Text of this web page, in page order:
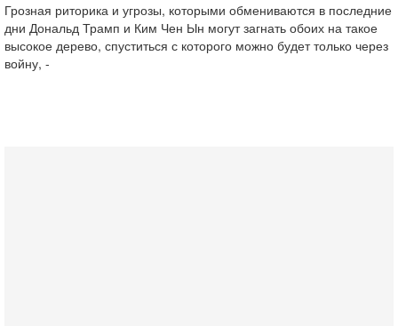
Грозная риторика и угрозы, которыми обмениваются в последние
дни Дональд Трамп и Ким Чен Ын могут загнать обоих на такое
высокое дерево, спуститься с которого можно будет только через
войну, -